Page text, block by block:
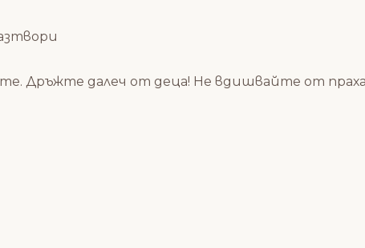
Дръжте далеч от деца! Не вдишвайте от